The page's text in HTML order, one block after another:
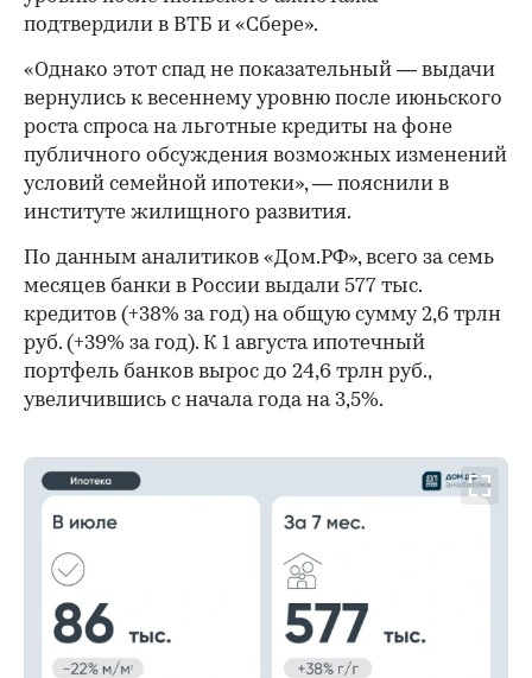
подтвердили в ВТБ и «Сбере».
«Однако этот спад не показательный — выдачи
вернулись к весеннему уровню после июньского
роста спроса на льготные кредиты на фоне
публичного обсуждения возможных изменений
условий семейной ипотеки», — пояснили в
институте жилищного развития.
По данным аналитиков «Дом.РФ», всего за семь
месяцев банки в России выдали 577 тыс.
кредитов (+38% за год) на общую сумму 2,6 трлн
руб. (+39% за год). К 1 августа ипотечный
портфель банков вырос до 24,6 трлн руб.,
увеличившись с начала года на 3,5%.